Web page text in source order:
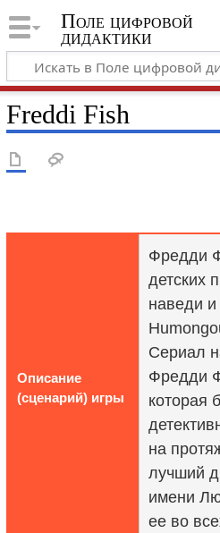
Поле цифровой
дидактики
Freddi Fish
Описание
(сценарий) игры
Фредди
детских
наведи
Сериал
Фредди
которая
на
лучший
имени
ее во